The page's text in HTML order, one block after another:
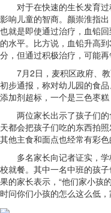
对于在快速的生长发育过
影响儿童的智商。颜崇淮指
也就是即使通过治疗，血铅
的水平。比方说，血铅升高
分，但通过积极治疗，可能
7月2日，麦积区政府、教
初步通报，称对幼儿园的食
添加剂超标，一个是三色枣糕
两位家长出示了孩子们的
天都会把孩子们吃的东西拍
其他主食和面点也经常有彩色
多名家长向记者证实，学
校就餐。其中一名中班的孩
果的家长表示，“他们家小孩
时问你们小孩的怎么这么低